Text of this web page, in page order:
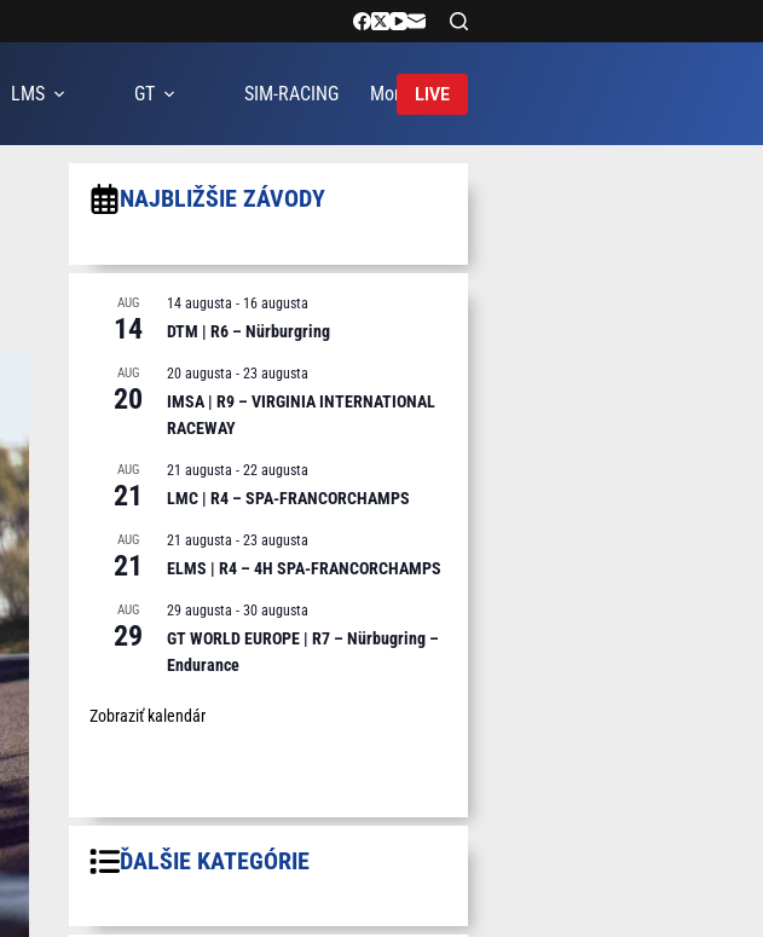
LMS GT SIM-RACING More LIVE
NAJBLIŽŠIE ZÁVODY
AUG
14
14 augusta - 16 augusta
DTM | R6 – Nürburgring
AUG
20
20 augusta - 23 augusta
IMSA | R9 – VIRGINIA INTERNATIONAL
RACEWAY
AUG
21
21 augusta - 22 augusta
LMC | R4 – SPA-FRANCORCHAMPS
AUG
21
21 augusta - 23 augusta
ELMS | R4 – 4H SPA-FRANCORCHAMPS
AUG
29
29 augusta - 30 augusta
GT WORLD EUROPE | R7 – Nürbugring –
Endurance
Zobraziť kalendár
ĎALŠIE KATEGÓRIE